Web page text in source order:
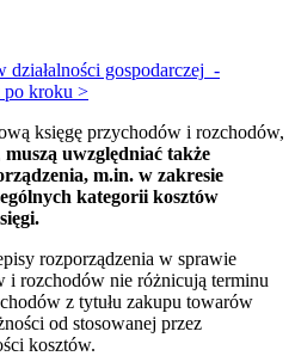
gospodarczej -
kroku >
księgę przychodów i rozchodów,
muszą uwzględniać także
m.in. w zakresie
kategorii kosztów
rozporządzenia w sprawie
i rozchodów nie różnicują terminu
z tytułu zakupu towarów
od stosowanej przez
kosztów.